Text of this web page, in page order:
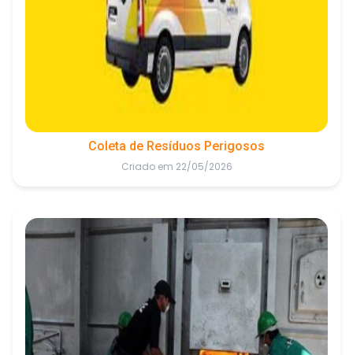
Coleta de Resíduos Perigosos
Criado em 22/05/2026